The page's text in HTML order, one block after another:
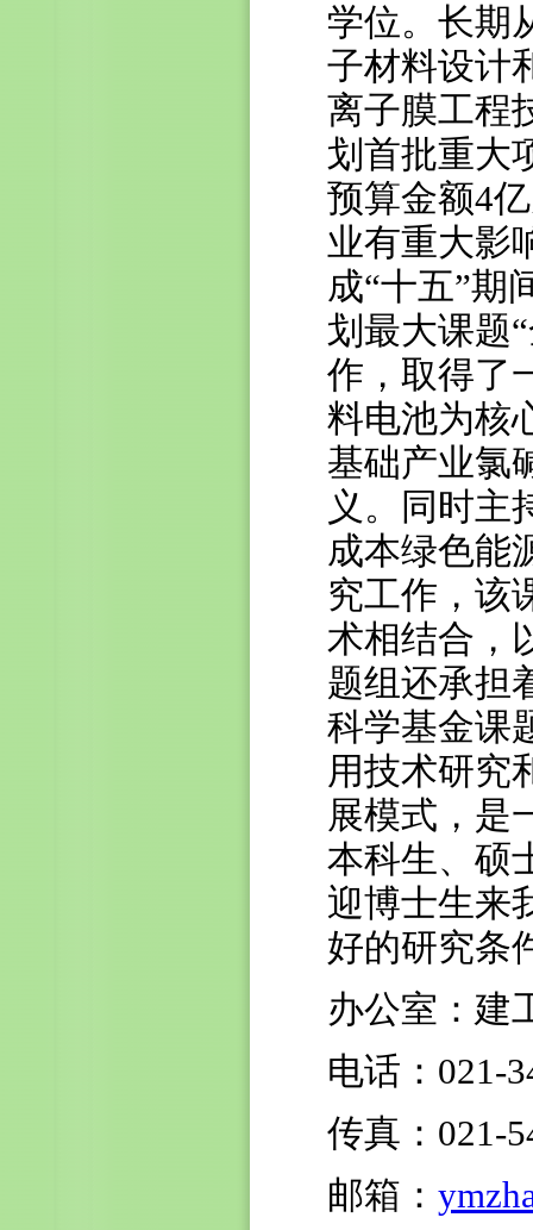
学位。长期
子材料设计
离子膜工程
划首批重大
预算金额4
业有重大影
成“十五”期
划最大课题
作，取得了
料电池为核
基础产业氯
义。同时主
成本绿色能
究工作，该
术相结合，
题组还承担
科学基金课
用技术研究
展模式，是
本科生、硕
迎博士生来
好的研究条
办公室：建
电话：021-
传真：021-
邮箱：